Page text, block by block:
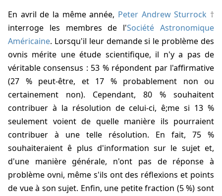
En avril de la même année, Peter Andrew Sturrock
interroge les membres de l'Société Astronomique
Américaine. Lorsqu'il leur demande si le problème des
ovnis mérite une étude scientifique, il n'y a pas de
véritable consensus : 53 % répondent par l'affirmative
(27 % peut-être, et 17 % probablement non ou
certainement non). Cependant, 80 % souhaitent
contribuer à la résolution de celui-ci, ê;me si 13 %
seulement voient de quelle manière ils pourraient
contribuer à une telle résolution. En fait, 75 %
souhaiteraient ê plus d'information sur le sujet et,
d'une manière générale, n'ont pas de réponse à
problème ovni, même s'ils ont des réflexions et points
de vue à son sujet. Enfin, une petite fraction (5 %) sont